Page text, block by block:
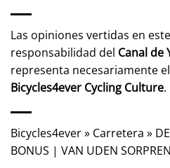
Las opiniones vertidas en
responsabilidad del Canal de
representa necesariamente
Bicycles4ever Cycling Culture.
Bicycles4ever» Carretera »
BONUS | VAN UDEN